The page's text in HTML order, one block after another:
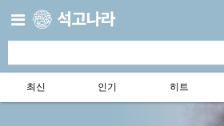
최신 인기 히트